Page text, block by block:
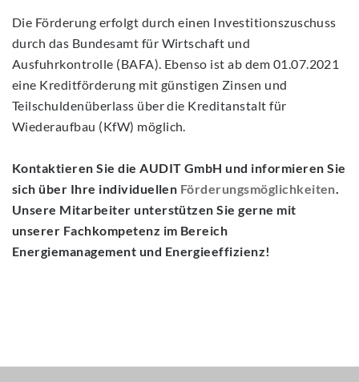
Die Förderung erfolgt durch einen Investitionszuschuss
durch das Bundesamt für Wirtschaft und
Ausfuhrkontrolle (BAFA). Ebenso ist ab dem 01.07.2021
eine Kreditförderung mit günstigen Zinsen und
Teilschuldenüberlass über die Kreditanstalt für
Wiederaufbau (KfW) möglich.
Kontaktieren Sie die AUDIT GmbH und informieren Sie
sich über Ihre individuellen Förderungsmöglichkeiten.
Unsere Mitarbeiter unterstützen Sie gerne mit
unserer Fachkompetenz im Bereich
Energiemanagement und Energieeffizienz!